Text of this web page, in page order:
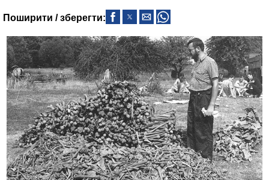
Поширити / зберегти: